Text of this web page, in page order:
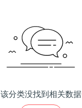
该分类没找到相关数据